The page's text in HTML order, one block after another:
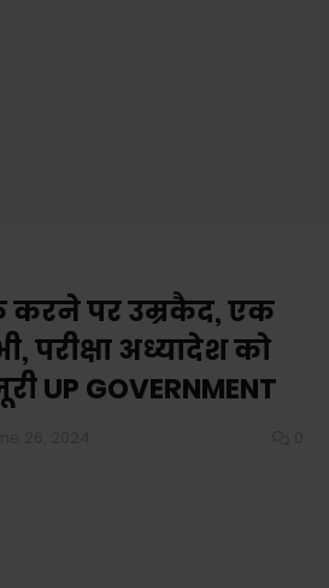
करने पर उम्रकैद, एक
परीक्षा अध्यादेश को
UP GOVERNMENT